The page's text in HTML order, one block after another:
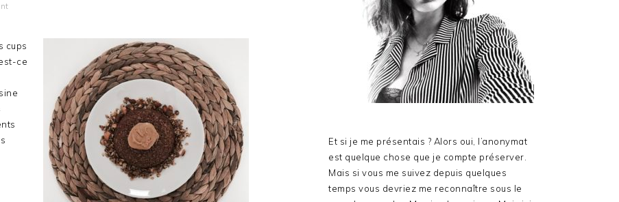
cups
ce
Et si je me présentais ? Alors oui, l’anonymat
est quelque chose que je compte préserver.
Mais si vous me suivez depuis quelques
temps vous devriez me reconnaître sous le